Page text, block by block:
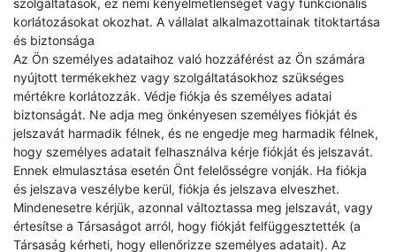
szolgáltatások, ez némi kényelmetlenséget vagy funkcionális
korlátozásokat okozhat. A vállalat alkalmazottainak titoktartása
és biztonsága
Az Ön személyes adataihoz való hozzáférést az Ön számára
nyújtott termékekhez vagy szolgáltatásokhoz szükséges
mértékre korlátozzák. Védje fiókja és személyes adatai
biztonságát. Ne adja meg önkényesen személyes fiókját és
jelszavát harmadik félnek, és ne engedje meg harmadik félnek,
hogy személyes adatait felhasználva kérje fiókját és jelszavát.
Ennek elmulasztása esetén Önt felelősségre vonják. Ha fiókja
és jelszava veszélybe kerül, fiókja és jelszava elveszhet.
Mindenesetre kérjük, azonnal változtassa meg jelszavát, vagy
értesítse a Társaságot arról, hogy fiókját felfüggesztették (a
Társaság kérheti, hogy ellenőrizze személyes adatait). Az